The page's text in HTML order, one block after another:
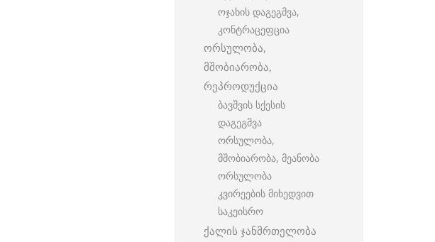
ოჯახის დაგეგმვა,
კონტრაცეფცია
ორსულობა,
მშობიარობა,
რეპროდუქცია
ბავშვის სქესის
დაგეგმვა
ორსულობა,
მშობიარობა, მეანობა
ორსულობა
კვირეების მიხედვით
საკეისრო
ქალის ჯანმრთელობა